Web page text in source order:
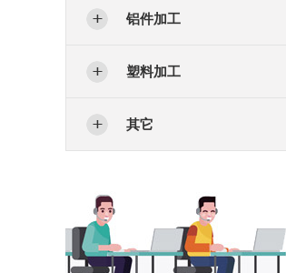
铝件加工
塑料加工
其它